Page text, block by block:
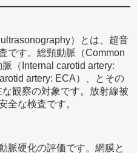
）とは、超音
です。総頸動脈（Common
（Internal carotid artery:
artery: ECA）、とその
観察の対象です。放射線被
全な検査です。
脈硬化の評価です。網膜と